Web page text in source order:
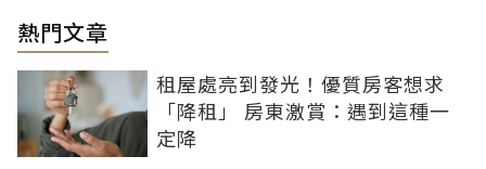
熱門文章
租屋處亮到發光！優質房客想求
「降租」 房東激賞：遇到這種一
定降